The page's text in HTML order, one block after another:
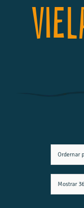
Ordernar
Mostrar